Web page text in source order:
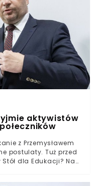
aktywistów
z Przemysławem
postulaty. Tuż przed
dla Edukacji? Na